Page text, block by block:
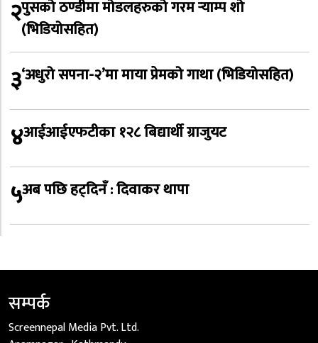
२पुसको ठण्डीमा मोडलहरुको गरम र्‍याम्प शो
(भिडियोसहित)
३‘अधुरो सपना-२’मा माया प्रेमको गाथा (भिडियोसहित)
४आईआईएफटीका १२८ बिद्यार्थी ग्राजुयट
५अब पछि हट्दिनँ : दिवाकर थापा
सम्पर्क
Screennepal Media Pvt. Ltd.